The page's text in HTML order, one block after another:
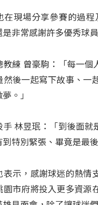
在現場分享參賽的過
是非常感謝許多優秀球
教練 曾豪駒：「每一
然後一起寫下故事、一
。」
手 林昱珉：「到後面
到特別緊張、畢竟是最
表示，感謝球迷的熱情
園市府將投入更多資源